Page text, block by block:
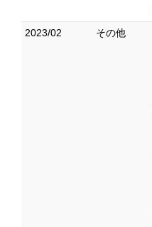
2023/02 その他